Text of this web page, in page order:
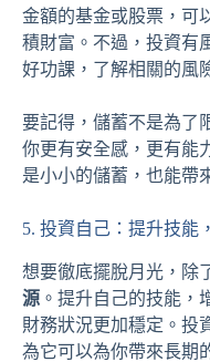
金額的基金或股票，可
積財富。不過，投資有
好功課，了解相關的風
要記得，儲蓄不是為了
你更有安全感，更有能
是小小的儲蓄，也能帶
5. 投資自己：提升技能
想要徹底擺脫月光，除
源 。提升自己的技能，
財務狀況更加穩定。投
為它可以為你帶來長期